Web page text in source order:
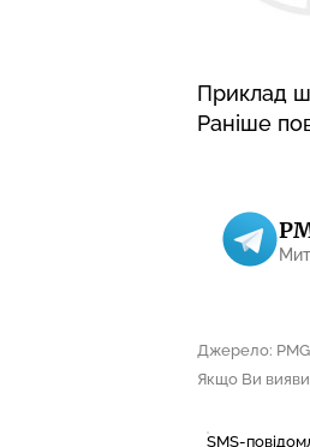
Приклад
Раніше
Джерело:
Якщо Ви
SMS-